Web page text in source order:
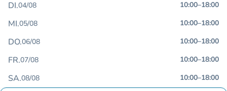
DI.04/08 10:00–18:00
MI.05/08 10:00–18:00
DO.06/08 10:00–18:00
FR.07/08 10:00–18:00
SA.08/08 10:00–18:00